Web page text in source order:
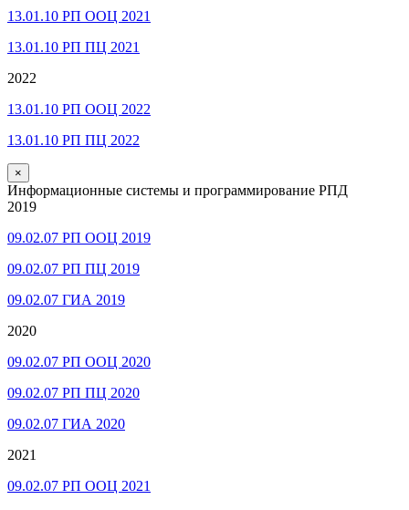
13.01.10 РП ООЦ 2021
13.01.10 РП ПЦ 2021
2022
13.01.10 РП ООЦ 2022
13.01.10 РП ПЦ 2022
×
Информационные системы и программирование РПД
2019
09.02.07 РП ООЦ 2019
09.02.07 РП ПЦ 2019
09.02.07 ГИА 2019
2020
09.02.07 РП ООЦ 2020
09.02.07 РП ПЦ 2020
09.02.07 ГИА 2020
2021
09.02.07 РП ООЦ 2021